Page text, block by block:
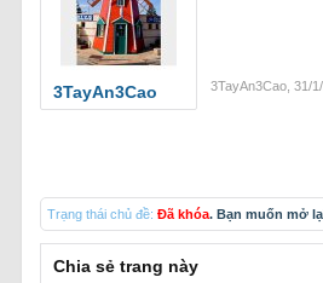
3TayAn3Cao 3TayAn3Cao 31/
Trạng thái chủ đề: Đã khóa. Bạn muốn mở
Chia sẻ trang này